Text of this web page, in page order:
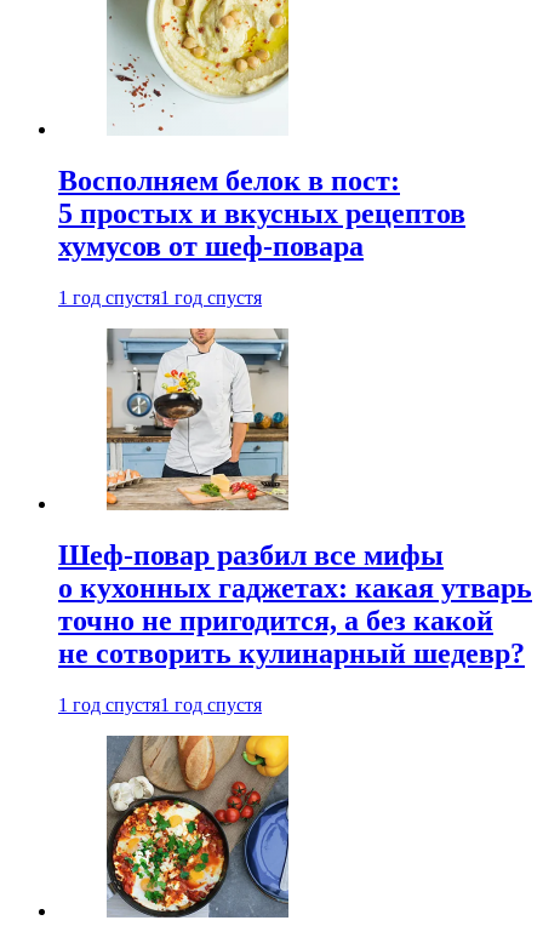
Восполняем белок в пост:
5 простых и вкусных рецептов
хумусов от шеф-повара
1 год спустя1 год спустя
Шеф-повар разбил все мифы
о кухонных гаджетах: какая утварь
точно не пригодится, а без какой
не сотворить кулинарный шедевр?
1 год спустя1 год спустя